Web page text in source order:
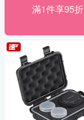
滿1件享95折